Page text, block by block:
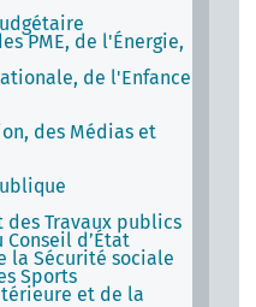
PME, de l'Énergie,
de l'Enfance
des Médias et
Travaux publics
d’État
la Sécurité sociale
Sports
et de la